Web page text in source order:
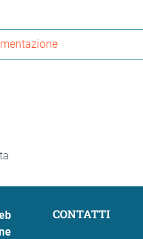
CONTATTI